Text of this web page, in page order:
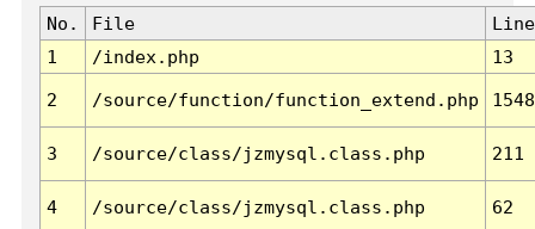
No. File
Line
1
/index.php 13
2 /source/function/function_extend.php 1548
3 /source/class/jzmysql.class.php 211
4 /source/class/jzmysql.class.php 62